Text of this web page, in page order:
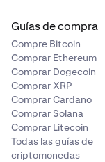
Guías de compra
Compre Bitcoin
Comprar Ethereum
Comprar Dogecoin
Comprar XRP
Comprar Cardano
Comprar Solana
Comprar Litecoin
Todas las guías de
criptomonedas